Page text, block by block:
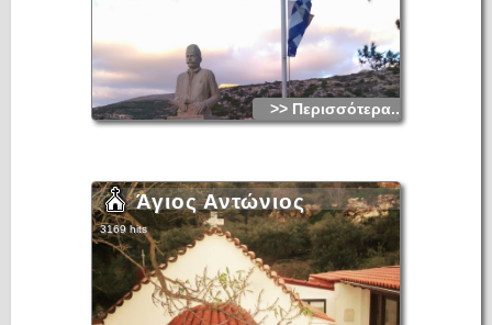
>> Περισσότερα...
Άγιος Αντώνιος
3169 hits